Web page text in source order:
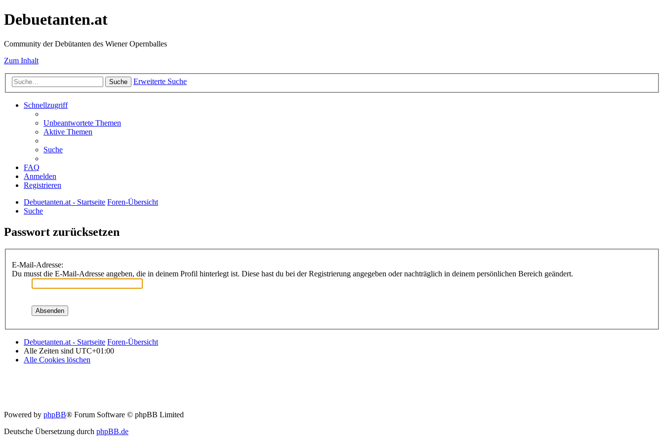
Debuetanten.at
Community der Debütanten des Wiener Opernballes
Zum Inhalt
Suche Erweiterte Suche
Schnellzugriff
Unbeantwortete Themen
Aktive Themen
Suche
FAQ
Anmelden
Registrieren
Debuetanten.at - Startseite Foren-Übersicht
Suche
Passwort zurücksetzen
E-Mail-Adresse:
Du musst die E-Mail-Adresse angeben, die in deinem Profil hinterlegt ist. Diese hast du bei der Registrierung angegeben oder nachträglich in deinem persönlichen Bereich geändert.
Debuetanten.at - Startseite Foren-Übersicht
Alle Zeiten sind UTC+01:00
Alle Cookies löschen
Powered by phpBB® Forum Software © phpBB Limited
Deutsche Übersetzung durch phpBB.de